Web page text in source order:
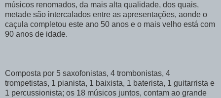
músicos renomados, da mais alta qualidade, dos quais,
metade são intercalados entre as apresentações, aonde o
caçula completou este ano 50 anos e o mais velho está com
90 anos de idade.
Composta por 5 saxofonistas, 4 trombonistas, 4
trompetistas, 1 pianista, 1 baixista, 1 baterista, 1 guitarrista e
1 percussionista; os 18 músicos juntos, contam ao grande